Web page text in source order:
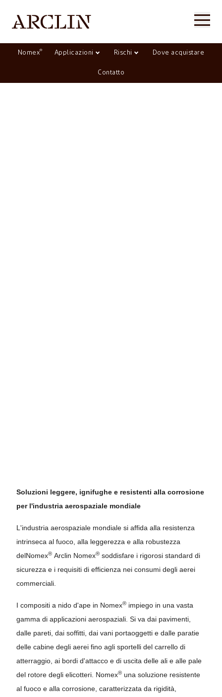
Nomex® Applicazioni Rischi Dove acquistare
Contatto
Soluzioni leggere, ignifughe e resistenti alla corrosione
per l'industria aerospaziale mondiale
L'industria aerospaziale mondiale si affida alla resistenza
intrinseca al fuoco, alla leggerezza e alla robustezza
delNomex® Arclin Nomex® soddisfare i rigorosi standard di
sicurezza e i requisiti di efficienza nei consumi degli aerei
commerciali.
I compositi a nido d'ape in Nomex® impiego in una vasta
gamma di applicazioni aerospaziali. Si va dai pavimenti,
dalle pareti, dai soffitti, dai vani portaoggetti e dalle paratie
delle cabine degli aerei fino agli sportelli del carrello di
atterraggio, ai bordi d'attacco e di uscita delle ali e alle pale
del rotore degli elicotteri. Nomex® una soluzione resistente
al fuoco e alla corrosione, caratterizzata da rigidità,